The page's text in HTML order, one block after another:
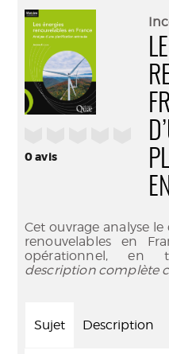
0avis
Cet ouvrage analyse
renouvelables en
opérationnel, en
description complète
Sujet Description